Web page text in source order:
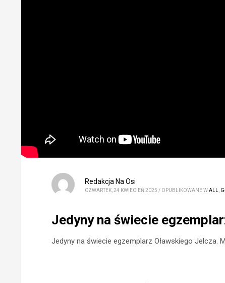
Redakcja Na Osi
CZWARTEK, 24 KWIECIEŃ 2025 / OPUBLIKOWANE WALL,
Jedyny na świecie
Jedyny na świecie egzemplarz Oławskiego Jelcza.